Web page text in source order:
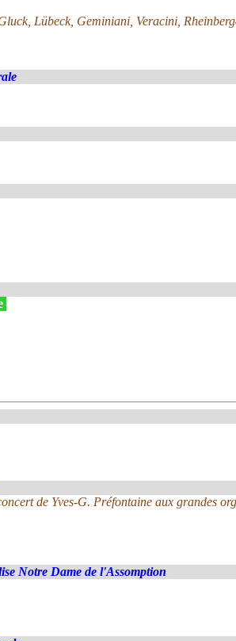
Lübeck, Geminiani, Veracini,
de Yves-G. Préfontaine aux grandes
Notre Dame de l'Assomption